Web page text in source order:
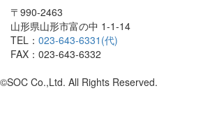
〒990-2463
山形県山形市富の中 1-1-14
TEL： 023-643-6331(代)
FAX：023-643-6332
©SOC Co.,Ltd. All Rights Reserved.